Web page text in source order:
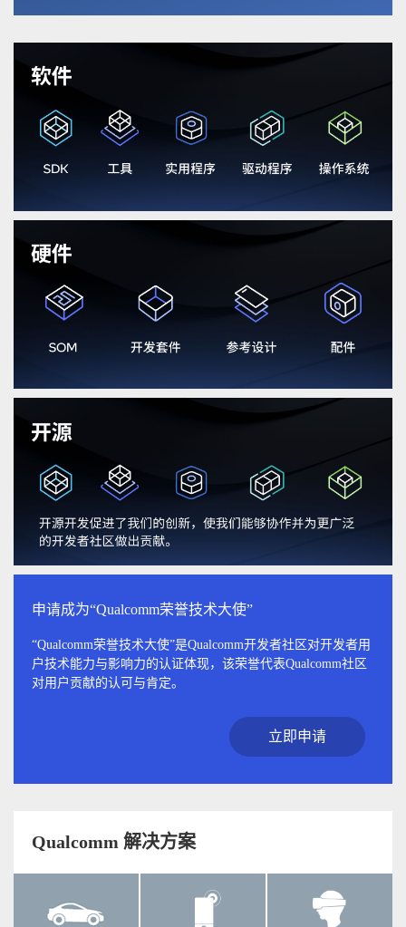
申请成为“Qualcomm荣誉技术大使”
“Qualcomm荣誉技术大使”是Qualcomm开发者社区对开发者用
户技术能力与影响力的认证体现，该荣誉代表Qualcomm社区
对用户贡献的认可与肯定。
立即申请
Qualcomm 解决方案